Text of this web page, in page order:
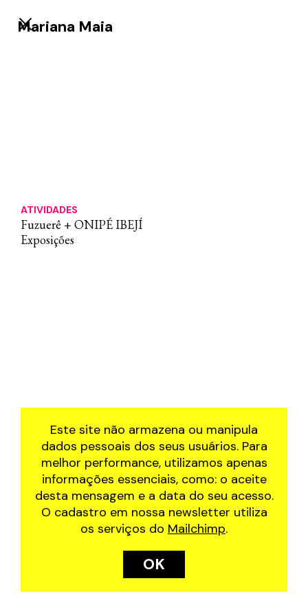
Mariana Maia
ATIVIDADES
Fuzuerê + ONIPÉ IBEJÍ
Exposições
Este site não armazena ou manipula
dados pessoais dos seus usuários. Para
melhor performance, utilizamos apenas
informações essenciais, como: o aceite
desta mensagem e a data do seu acesso.
O cadastro em nossa newsletter utiliza
os serviços do Mailchimp.
OK